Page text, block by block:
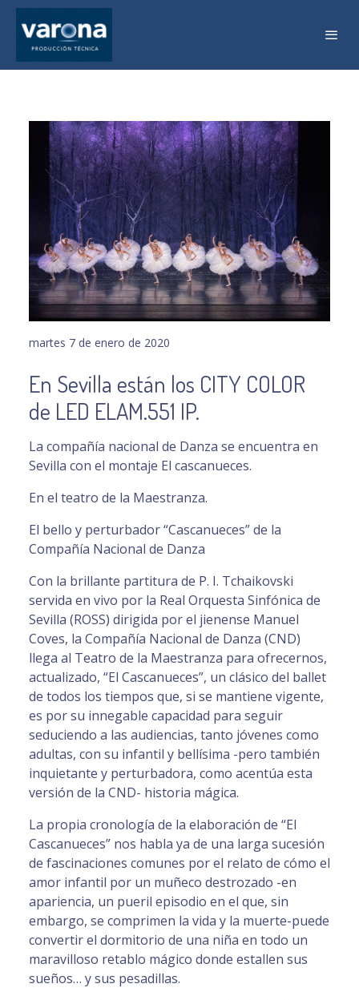
martes 7 de enero de 2020
En Sevilla están los CITY COLOR
de LED ELAM.551 IP.
La compañía nacional de Danza se encuentra en
Sevilla con el montaje El cascanueces.
En el teatro de la Maestranza.
El bello y perturbador “Cascanueces” de la
Compañía Nacional de Danza
Con la brillante partitura de P. I. Tchaikovski
servida en vivo por la Real Orquesta Sinfónica de
Sevilla (ROSS) dirigida por el jienense Manuel
Coves, la Compañía Nacional de Danza (CND)
llega al Teatro de la Maestranza para ofrecernos,
actualizado, “El Cascanueces”, un clásico del ballet
de todos los tiempos que, si se mantiene vigente,
es por su innegable capacidad para seguir
seduciendo a las audiencias, tanto jóvenes como
adultas, con su infantil y bellísima -pero también
inquietante y perturbadora, como acentúa esta
versión de la CND- historia mágica.
La propia cronología de la elaboración de “El
Cascanueces” nos habla ya de una larga sucesión
de fascinaciones comunes por el relato de cómo el
amor infantil por un muñeco destrozado -en
apariencia, un pueril episodio en el que, sin
embargo, se comprimen la vida y la muerte-puede
convertir el dormitorio de una niña en todo un
maravilloso retablo mágico donde estallen sus
sueños… y sus pesadillas.